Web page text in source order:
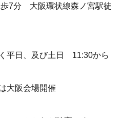
7分 大阪環状線森ノ宮駅徒
平日、及び土日 11:30から
大阪会場開催